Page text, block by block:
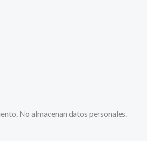
No almacenan datos personales.